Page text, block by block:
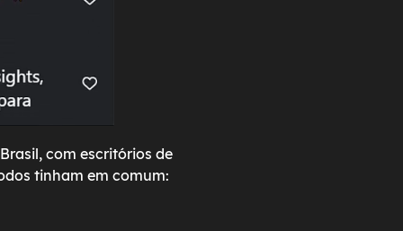
com escritórios de
tinham em comum: